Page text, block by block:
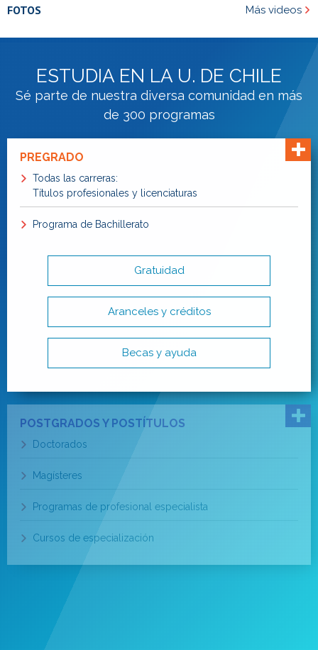
FOTOS Más videos
ESTUDIA EN LA U. DE CHILE
Sé parte de nuestra diversa comunidad en más
de 300 programas
PREGRADO
Todas las carreras:
Títulos profesionales y licenciaturas
Programa de Bachillerato
Gratuidad
Aranceles y créditos
Becas y ayuda
POSTGRADOS Y POSTÍTULOS
Doctorados
Magísteres
Programas de profesional especialista
Cursos de especialización
EDUCACIÓN CONTINUA
Diplomados